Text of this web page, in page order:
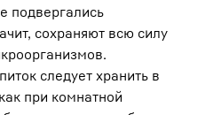
подвергались
сохраняют всю силу
следует хранить в
при комнатной